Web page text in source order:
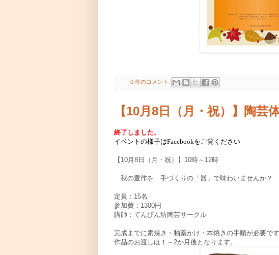
0 件のコメント:
【10月8日（月・祝）】陶芸
終了しました。
イベントの様子はFacebookをご覧ください
【10月8日（月・祝）】10時～12時
秋の豊作を 手づくりの「器」で味わいませんか？
定員：15名
参加費：1300円
講師：てんびん坊陶芸サークル
完成までに素焼き・釉薬かけ・本焼きの手順が必要です
作品のお渡しは１～2か月後となります。